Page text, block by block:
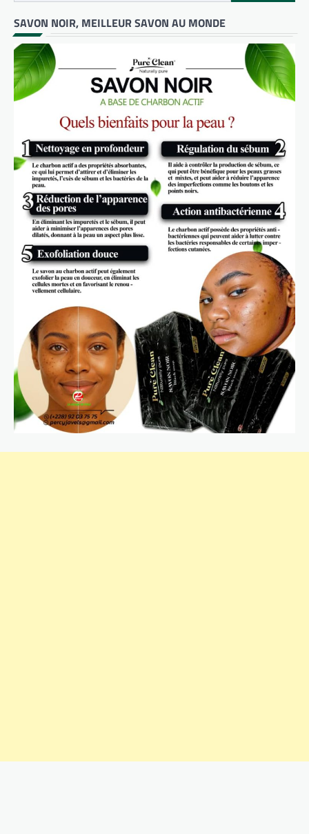
SAVON NOIR, MEILLEUR SAVON AU MONDE